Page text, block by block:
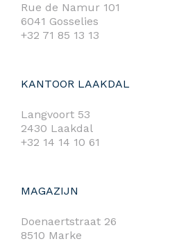
Rue de Namur 101
6041 Gosselies
+32 71 85 13 13
KANTOOR LAAKDAL
Langvoort 53
2430 Laakdal
+32 14 14 10 61
MAGAZIJN
Doenaertstraat 26
8510 Marke